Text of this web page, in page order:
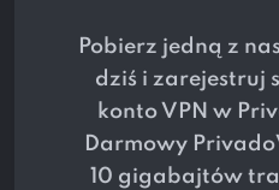
Pobierz jedną z
dziś i zarejestruj
konto VPN w
Darmowy
10 gigabajtów